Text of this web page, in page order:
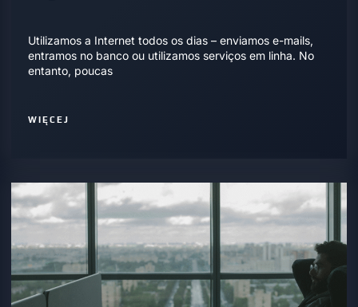
Utilizamos a Internet todos os dias – enviamos e-mails,
entramos no banco ou utilizamos serviços em linha. No
entanto, poucas
WIĘCEJ